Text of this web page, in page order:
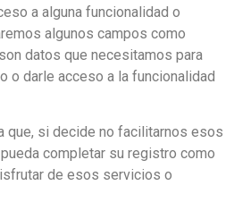
a alguna funcionalidad o
algunos campos como
datos que necesitamos para
o darle acceso a la funcionalidad
que, si decide no facilitarnos esos
completar su registro como
de esos servicios o